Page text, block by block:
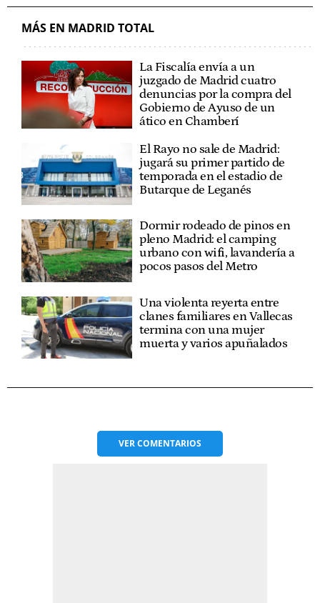
MÁS EN MADRID TOTAL
La Fiscalía envía a un
juzgado de Madrid cuatro
denuncias por la compra del
Gobierno de Ayuso de un
ático en Chamberí
El Rayo no sale de Madrid:
jugará su primer partido de
temporada en el estadio de
Butarque de Leganés
Dormir rodeado de pinos en
pleno Madrid: el camping
urbano con wifi, lavandería a
pocos pasos del Metro
Una violenta reyerta entre
clanes familiares en Vallecas
termina con una mujer
muerta y varios apuñalados
VERCOMENTARIOS